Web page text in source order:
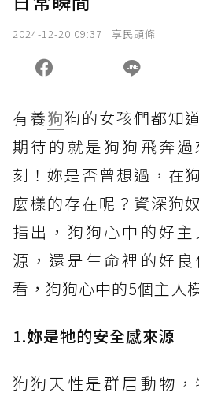
2024-12-20 09:37 享民頭條
有養狗狗的女孩們都知
期待的就是狗狗飛奔
刻！妳是否曾想過，在
麼樣的存在呢？資深狗
指出，狗狗心中的好
源，還是生命裡的好
看，狗狗心中的5個主人
1.妳是牠的安全感來源
狗狗天性是群居動物